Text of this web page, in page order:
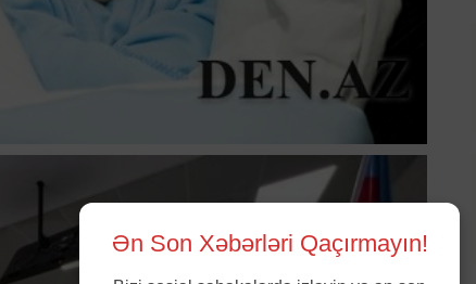
Ən Son Xəbərləri Qaçırmayın!